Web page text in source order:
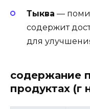
Тыква —
содержит
для
содержание
продуктах (г